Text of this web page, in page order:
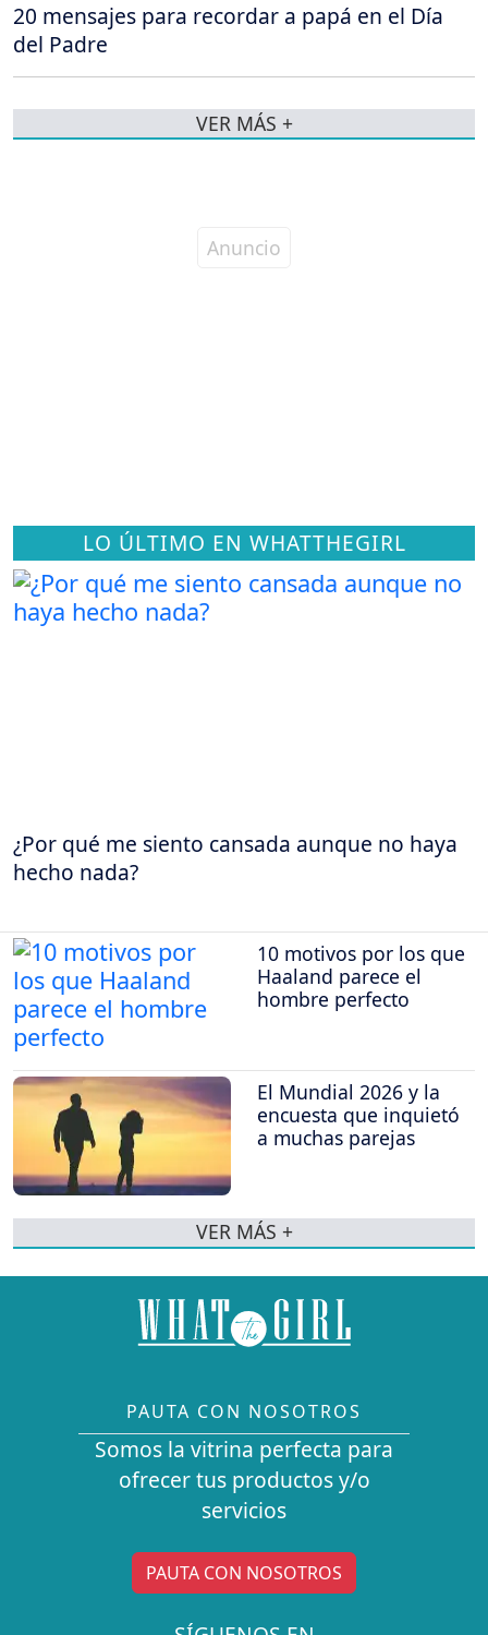
LO ÚLTIMO EN WHATTHEGIRL
¿Por qué me siento cansada aunque no haya
hecho nada?
10 motivos por los que
Haaland parece el
hombre perfecto
El Mundial 2026 y la
encuesta que inquietó
a muchas parejas
VER MÁS +
20 mensajes para recordar a papá en el Día
del Padre
VER MÁS +
PAUTA CON NOSOTROS
Somos la vitrina perfecta para
ofrecer tus productos y/o
servicios
PAUTA CON NOSOTROS